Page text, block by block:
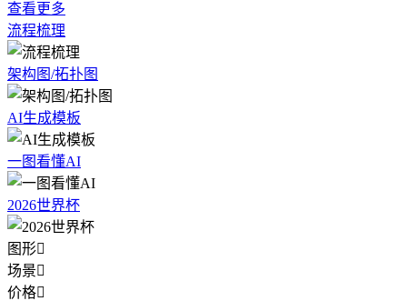
查看更多
流程梳理
架构图/拓扑图
AI生成模板
一图看懂AI
2026世界杯
图形
场景
价格